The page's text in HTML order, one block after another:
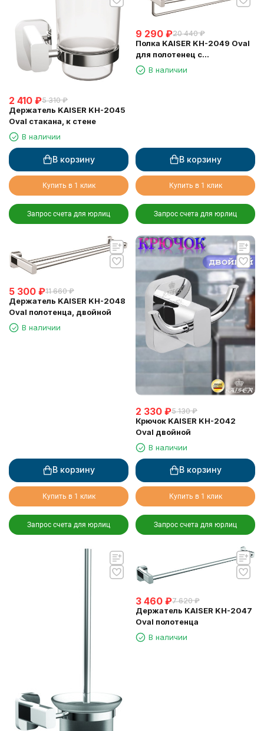
2 410 ₽5 310 ₽
Держатель KAISER KH-2045
Oval стакана, к стене
В наличии
В корзину
Купить в 1 клик
Запрос счета для юрлиц
9 290 ₽20 440 ₽
Полка KAISER KH-2049 Oval
для полотенец с
держателем
В наличии
В корзину
Купить в 1 клик
Запрос счета для юрлиц
5 300 ₽11 660 ₽
Держатель KAISER KH-2048
Oval полотенца, двойной
В наличии
В корзину
Купить в 1 клик
Запрос счета для юрлиц
2 330 ₽5 130 ₽
Крючок KAISER KH-2042
Oval двойной
В наличии
В корзину
Купить в 1 клик
Запрос счета для юрлиц
3 460 ₽7 620 ₽
Держатель KAISER KH-2047
Oval полотенца
В наличии